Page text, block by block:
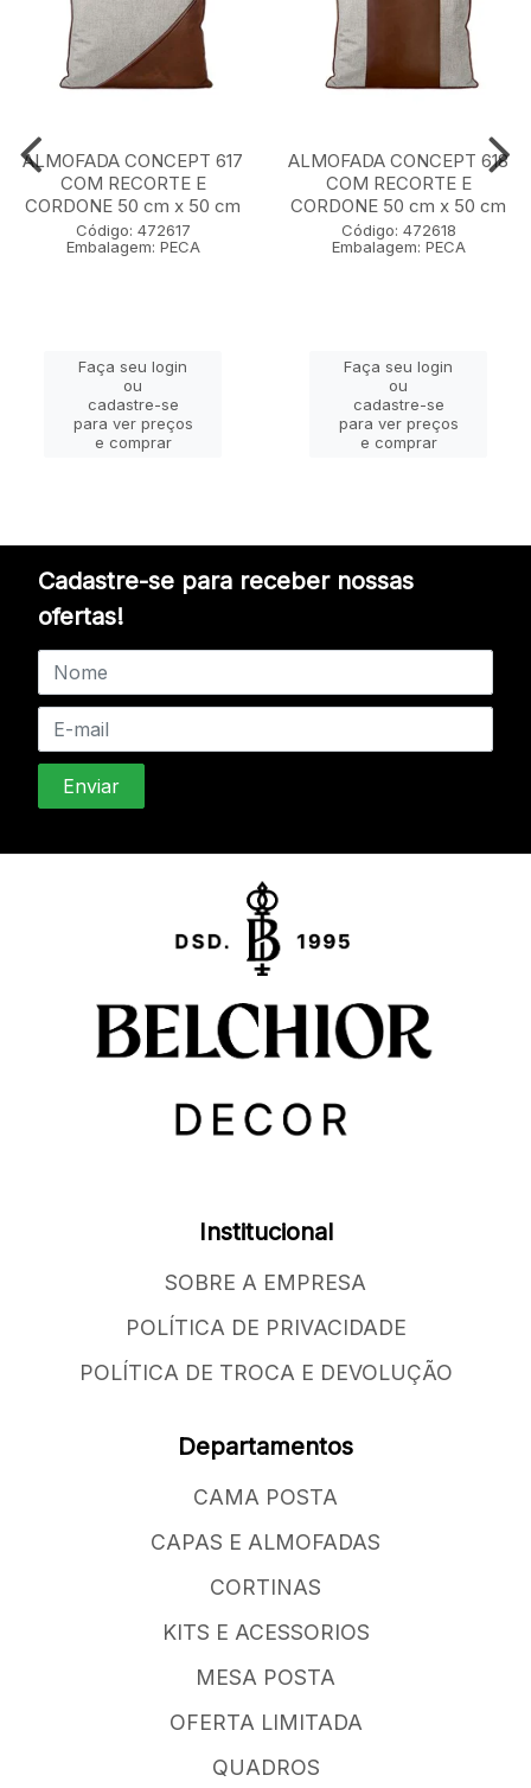
ALMOFADA CONCEPT 617
COM RECORTE E
CORDONE 50 cm x 50 cm
Código: 472617
Embalagem: PECA
Faça seu login
ou
cadastre-se
para ver preços
e comprar
ALMOFADA CONCEPT 618
COM RECORTE E
CORDONE 50 cm x 50 cm
Código: 472618
Embalagem: PECA
Faça seu login
ou
cadastre-se
para ver preços
e comprar
Cadastre-se para receber nossas
ofertas!
Institucional
SOBRE A EMPRESA
POLÍTICA DE PRIVACIDADE
POLÍTICA DE TROCA E DEVOLUÇÃO
Departamentos
CAMA POSTA
CAPAS E ALMOFADAS
CORTINAS
KITS E ACESSORIOS
MESA POSTA
OFERTA LIMITADA
QUADROS